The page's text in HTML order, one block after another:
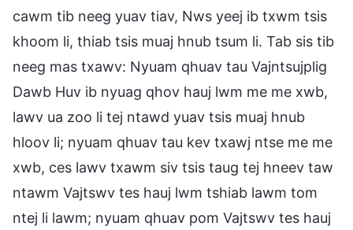
cawm tib neeg yuav tiav, Nws yeej ib txwm tsis
khoom li, thiab tsis muaj hnub tsum li. Tab sis tib
neeg mas txawv: Nyuam qhuav tau Vajntsujplig
Dawb Huv ib nyuag qhov hauj lwm me me xwb,
lawv ua zoo li tej ntawd yuav tsis muaj hnub
hloov li; nyuam qhuav tau kev txawj ntse me me
xwb, ces lawv txawm siv tsis taug tej hneev taw
ntawm Vajtswv tes hauj lwm tshiab lawm tom
ntej li lawm; nyuam qhuav pom Vajtswv tes hauj